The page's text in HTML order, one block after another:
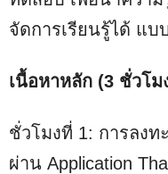
จัดการเรียนรู้ได้ แบ
เนื้อหาหลัก (3 ชั่วโม
ชั่วโมงที่ 1: การลง
ผ่าน Application